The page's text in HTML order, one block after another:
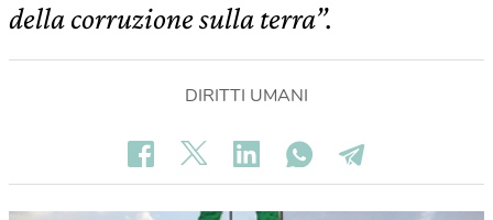
della corruzione sulla terra”.
DIRITTI UMANI